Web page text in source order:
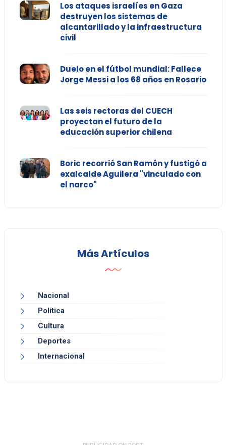
Los ataques israelíes en Gaza
destruyen los sistemas de
alcantarillado y la infraestructura
civil
Duelo en el fútbol mundial: Fallece
Jorge Messi a los 68 años en Rosario
Las seis rectoras del CUECH
proyectan el futuro de la
educación superior chilena
Boric recorrió San Ramón y fustigó a
exalcalde Aguilera "vinculado con
el narco"
Más Artículos
Nacional
Política
Cultura
Deportes
Internacional